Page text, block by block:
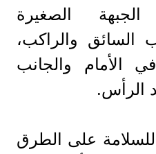
الصغيرة
السائق والراكب،
الأمام والجانب
الرأس.
على الطرق